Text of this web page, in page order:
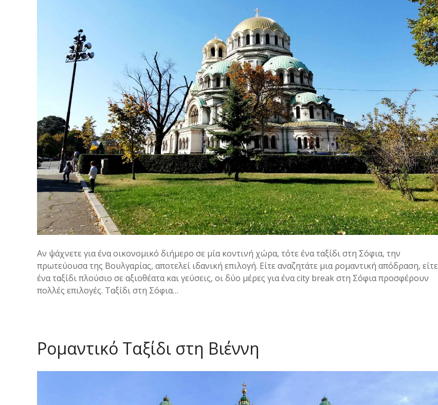
Αν ψάχνετε για ένα οικονομικό διήμερο σε μία κοντινή χώρα, τότε ένα ταξίδι στη Σόφια, την
πρωτεύουσα της Βουλγαρίας, αποτελεί ιδανική επιλογή. Είτε αναζητάτε μια ρομαντική απόδραση, είτε
ένα ταξίδι πλούσιο σε αξιοθέατα και γεύσεις, οι δύο μέρες για ένα city break στη Σόφια προσφέρουν
πολλές επιλογές. Ταξίδι στη Σόφια…
Ρομαντικό Ταξίδι στη Βιέννη